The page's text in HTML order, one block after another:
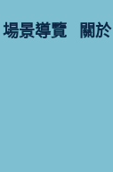
場景導覽 關